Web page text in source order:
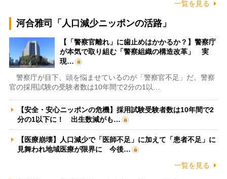
一覧を見る
河合雅司「人口減少ニッポンの活路」
【「警察官離れ」に歯止めはかかるか？】警察庁
が本気で取り組む「警察組織の構造改革」 実
現…
警察庁が目下、頭を悩ませているのが「警察官不足」だ。警察
官の採用試験の受験者数は10年間で2分の1以…
【安全・安心ニッポンの危機】採用試験受験者数は10年間で2
分の1以下に！ 出生数減がも…
【医療崩壊】人口減少で「医師不足」に加えて「患者不足」に
見舞われ地域医療が限界に 今後…
一覧を見る